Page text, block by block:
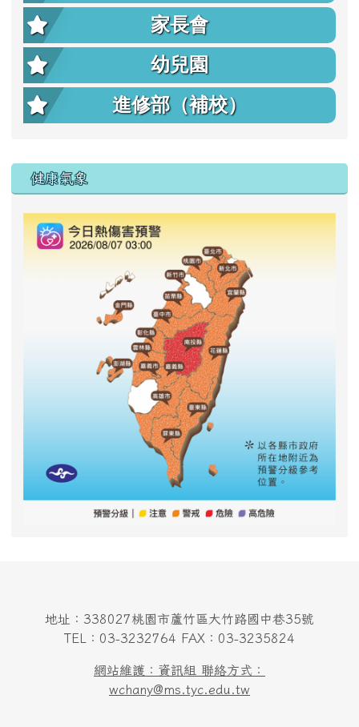
家長會
幼兒園
進修部（補校）
右邊區域內容
健康氣象
地址：338027桃園市蘆竹區大竹路國中巷35號
TEL：03-3232764 FAX：03-3235824
網站維護：資訊組 聯絡方式：
wchany@ms.tyc.edu.tw